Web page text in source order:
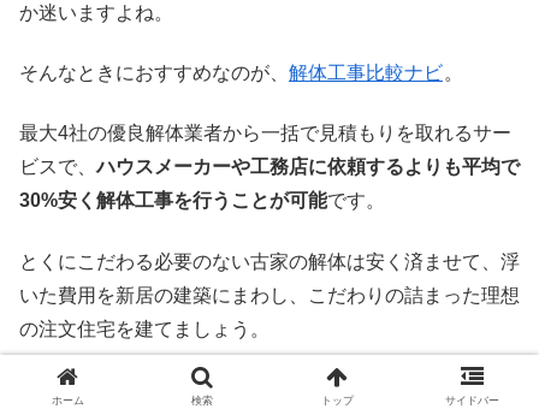
か迷いますよね。
そんなときにおすすめなのが、 解体工事比較ナビ。
最大4社の優良解体業者から一括で見積もりを取れるサー
ビスで、ハウスメーカーや工務店に依頼するよりも平均で
30%安く解体工事を行うことが可能です。
とくにこだわる必要のない古家の解体は安く済ませて、浮
いた費用を新居の建築にまわし、こだわりの詰まった理想
の注文住宅を建てましょう。
ホーム 検索 トップ サイドバー